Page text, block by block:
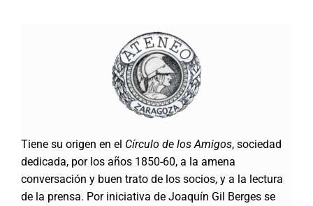
Tiene su origen en el Círculo de los Amigos, sociedad
dedicada, por los años 1850-60, a la amena
conversación y buen trato de los socios, y a la lectura
de la prensa. Por iniciativa de Joaquín Gil Berges se